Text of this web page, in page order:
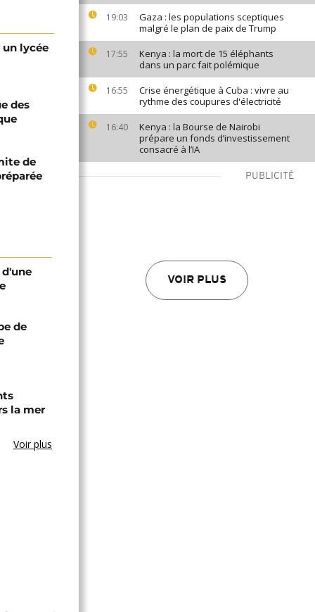
19:03
Gaza : les populations sceptiques
malgré le plan de paix de Trump
17:55
Kenya : la mort de 15 éléphants
dans un parc fait polémique
16:55
Crise énergétique à Cuba : vivre au
rythme des coupures d'électricité
16:40
Kenya : la Bourse de Nairobi
prépare un fonds d’investissement
consacré à l’IA
PUBLICITÉ
VOIR PLUS
un lycée
des
de
de
la mer
Voir plus